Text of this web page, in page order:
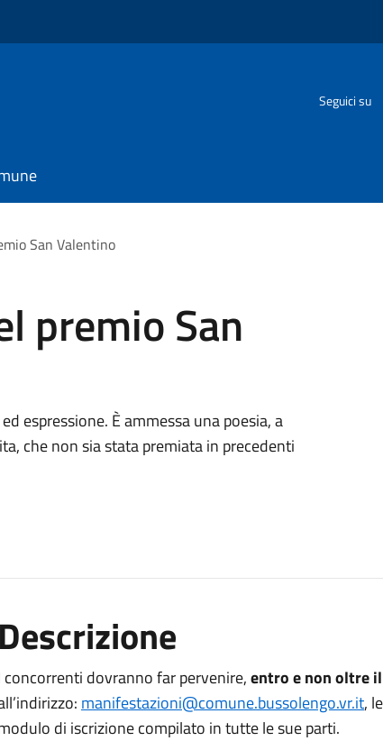
Seguici su
San Valentino
premio San
espressione. È ammessa una poesia, a
che non sia stata premiata in precedenti
Descrizione
concorrenti dovranno far pervenire,entro e non oltre
manifestazioni@comune.bussolengo.vr.it,
di iscrizione compilato in tutte le sue parti.